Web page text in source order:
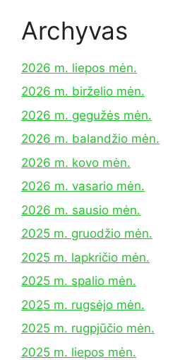
Archyvas
2026 m. liepos mėn.
2026 m. birželio mėn.
2026 m. gegužės mėn.
2026 m. balandžio mėn.
2026 m. kovo mėn.
2026 m. vasario mėn.
2026 m. sausio mėn.
2025 m. gruodžio mėn.
2025 m. lapkričio mėn.
2025 m. spalio mėn.
2025 m. rugsėjo mėn.
2025 m. rugpjūčio mėn.
2025 m. liepos mėn.